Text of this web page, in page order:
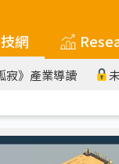
網
寂》產業導讀